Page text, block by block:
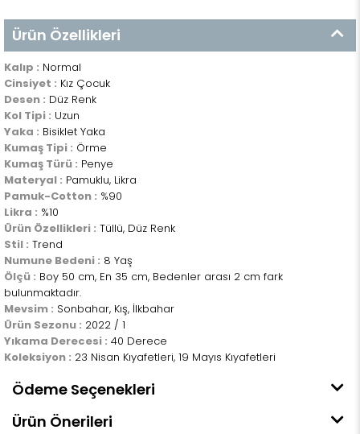
Ürün Özellikleri
Kalıp : Normal
Cinsiyet : Kız Çocuk
Desen : Düz Renk
Kol Tipi : Uzun
Yaka : Bisiklet Yaka
Kumaş Tipi : Örme
Kumaş Türü : Penye
Materyal : Pamuklu, Likra
Pamuk-Cotton : %90
Likra : %10
Ürün Özellikleri : Tüllü, Düz Renk
Stil : Trend
Numune Bedeni : 8 Yaş
Ölçü : Boy 50 cm, En 35 cm, Bedenler arası 2 cm fark
bulunmaktadır.
Mevsim : Sonbahar, Kış, İlkbahar
Ürün Sezonu : 2022 / 1
Yıkama Derecesi : 40 Derece
Koleksiyon : 23 Nisan Kıyafetleri, 19 Mayıs Kıyafetleri
Ödeme Seçenekleri
Ürün Önerileri